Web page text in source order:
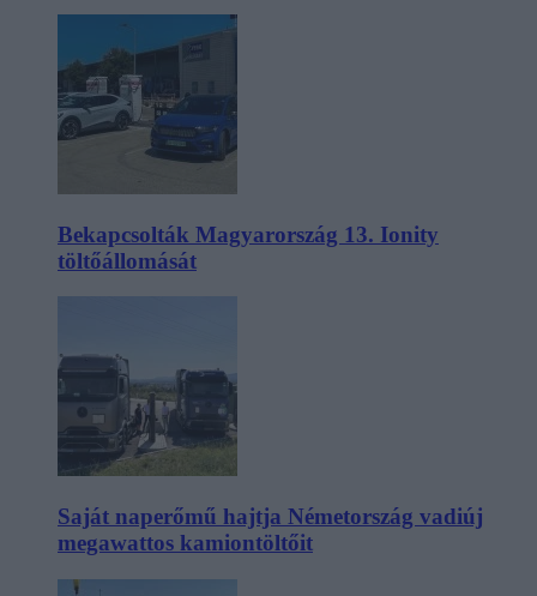
Bekapcsolták Magyarország 13. Ionity
töltőállomását
Saját naperőmű hajtja Németország vadiúj
megawattos kamiontöltőit